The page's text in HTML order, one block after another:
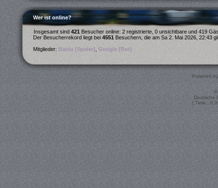
Wer ist online?
Insgesamt sind 421 Besucher online: 2 registrierte, 0 unsichtbare und 419
Der Besucherrekord liegt bei 4551 Besuchern, die am Sa 2. Mai 2026, 22:43
Mitglieder: Baidu [Spider] Google [Bot]
Powered
Deutsche
[ Time :